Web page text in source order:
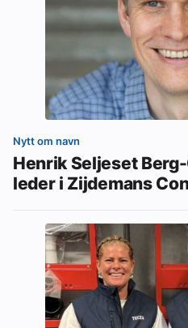
Nytt om navn
Henrik Seljeset
leder i Zijdemans